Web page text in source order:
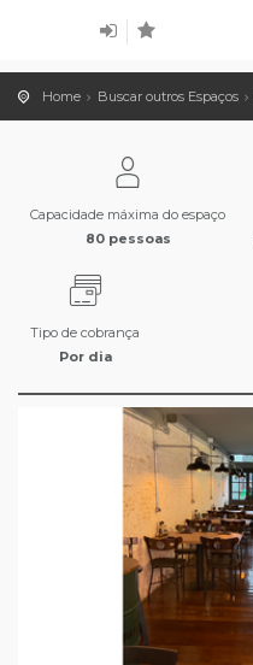
Home Buscar outros Espaços
Capacidade máxima do espaço
80 pessoas
Tipo de cobrança
Por dia